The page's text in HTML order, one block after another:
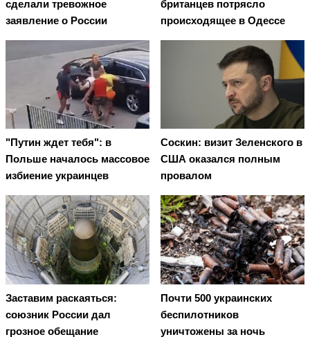
сделали тревожное
заявление о России
британцев потрясло
происходящее в Одессе
"Путин ждет тебя": в
Польше началось массовое
избиение украинцев
Соскин: визит Зеленского в
США оказался полным
провалом
Заставим раскаяться:
союзник России дал
грозное обещание
Почти 500 украинских
беспилотников
уничтожены за ночь